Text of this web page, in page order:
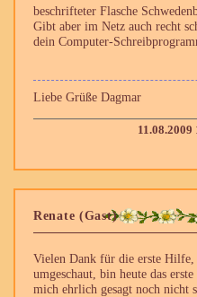
beschrifteter Flasche
Gibt aber im Netz auch recht
dein Computer-
Liebe Grüße Dagmar
11.08.2009
Renate (Gast)
Vielen Dank für die erste
umgeschaut, bin heute das
mich ehrlich gesagt noch nicht